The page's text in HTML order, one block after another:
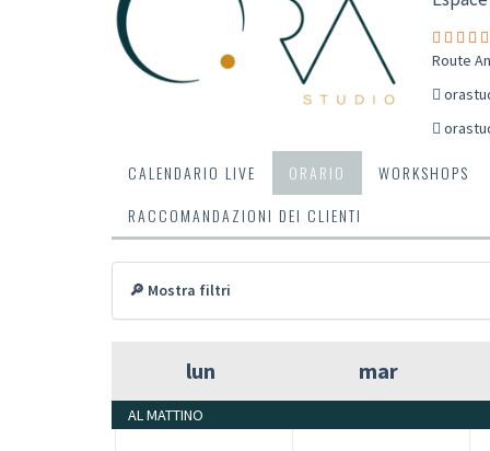
Route
CALENDARIO LIVE ORARIO
WORKSHOPS
RACCOMANDAZIONI DEI CLIENTI
🔎 Mostra filtri
lun mar
AL MATTINO